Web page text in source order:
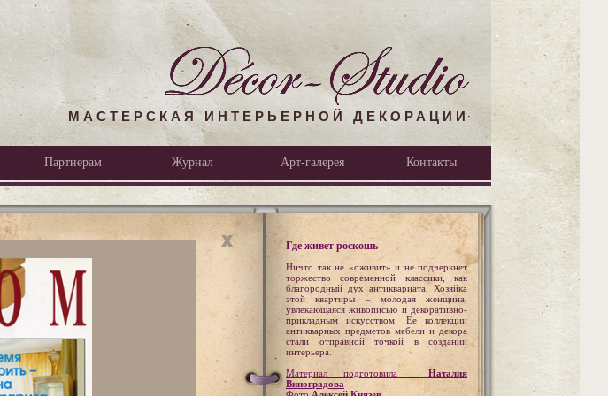
МАСТЕРСКАЯ ИНТЕРЬЕРНОЙ ДЕКОРАЦИИ
Партнерам Журнал Арт-галерея Контакты
Где живет роскошь
Ничто так не «оживит» и не подчеркнет
торжество современной классики, как
благородный дух антиквариата. Хозяйка
этой квартиры – молодая женщина,
увлекающаяся живописью и декоративно-
прикладным искусством. Ее коллекции
антикварных предметов мебели и декора
стали отправной точкой в создании
интерьера.
Материал подготовила Наталия
Виноградова